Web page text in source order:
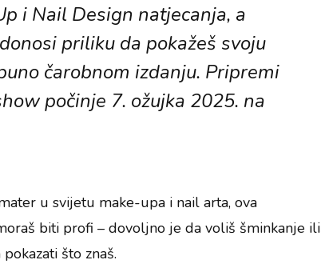
i Nail Design natjecanja, a
priliku da pokažeš svoju
čarobnom izdanju. Pripremi
počinje 7. ožujka 2025. na
u svijetu make-upa i nail arta, ova
biti profi – dovoljno je da voliš šminkanje ili
što znaš.